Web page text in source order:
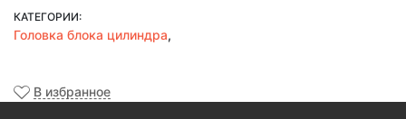
КАТЕГОРИИ:
Головка блока цилиндра,
В избранное